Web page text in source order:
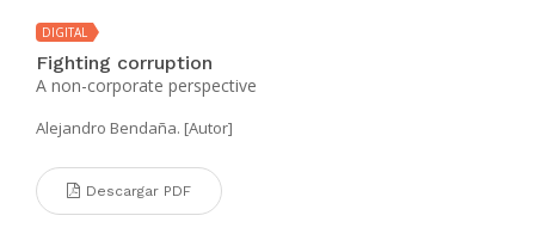
DIGITAL
Fighting corruption
A non-corporate perspective
Alejandro Bendaña. [Autor]
Descargar PDF